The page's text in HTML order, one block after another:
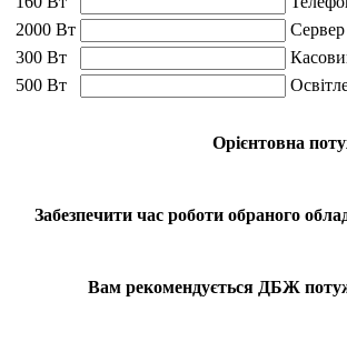
2000 Вт
Сервер
300 Вт
500 Вт
Орієнтовна
Забезпечити час роботи обраного
Вам рекомендується ДБЖ